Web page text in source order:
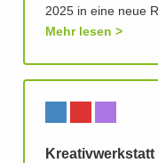
2025 in eine neue
Mehr lesen
Kreativwerkstatt